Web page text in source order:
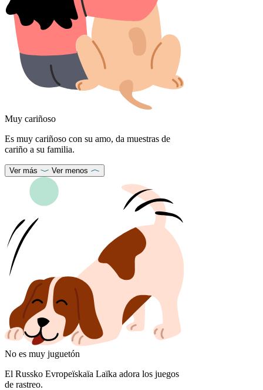
Muy cariñoso
Es muy cariñoso con su amo, da muestras de
cariño a su familia.
Ver más Ver menos
No es muy juguetón
El Russko Evropeïskaïa Laïka adora los juegos
de rastreo.